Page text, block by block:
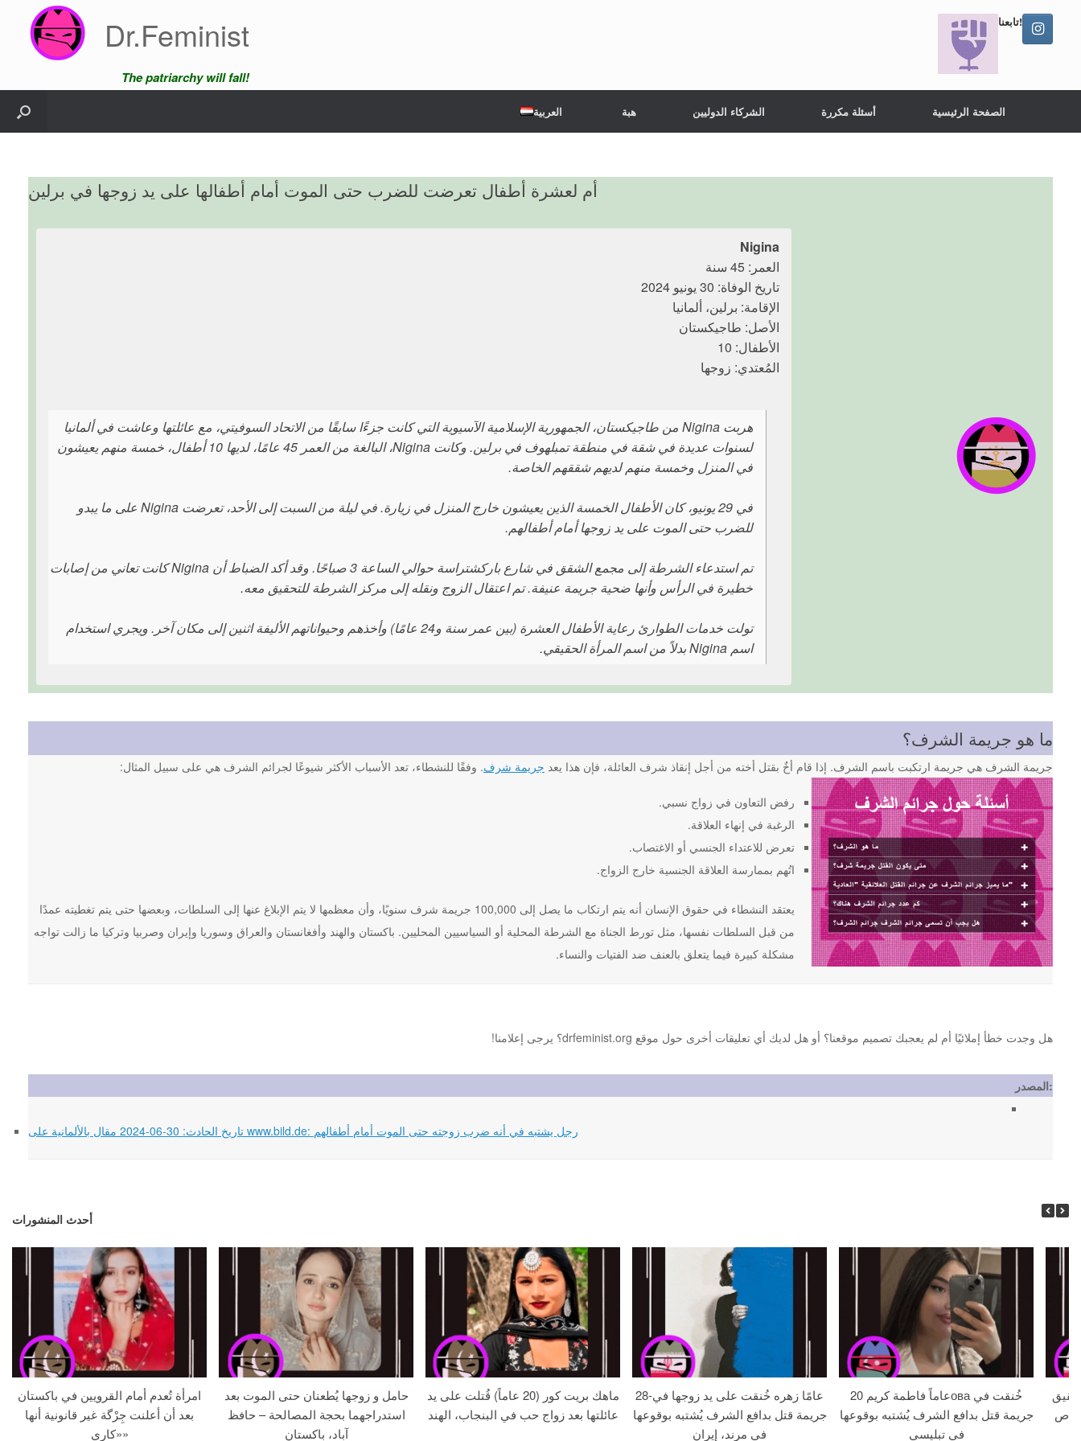
content
Dr.Feminist
The patriarchy will fall!
تابعنا!
العربية هبة الشركاء الدوليين أسئلة مكررة الصفحة الرئيسية
أم لعشرة أطفال تعرضت للضرب حتى الموت أمام أطفالها على يد زوجها في برلين
Nigina
العمر: 45 سنة
تاريخ الوفاة: 30 يونيو 2024
الإقامة: برلين، ألمانيا
الأصل: طاجيكستان
الأطفال: 10
المُعتدي: زوجها
هربت Nigina من طاجيكستان، الجمهورية الإسلامية الآسيوية التي كانت جزءًا سابقًا من الاتحاد السوفيتي، مع عائلتها وعاشت في ألمانيا
لسنوات عديدة في شقة في منطقة تمبلهوف في برلين. وكانت Nigina، البالغة من العمر 45 عامًا، لديها 10 أطفال، خمسة منهم يعيشون
في المنزل وخمسة منهم لديهم شققهم الخاصة.
في 29 يونيو، كان الأطفال الخمسة الذين يعيشون خارج المنزل في زيارة. في ليلة من السبت إلى الأحد، تعرضت Nigina على ما يبدو
للضرب حتى الموت على يد زوجها أمام أطفالهم.
تم استدعاء الشرطة إلى مجمع الشقق في شارع باركشتراسة حوالي الساعة 3 صباحًا. وقد أكد الضباط أن Nigina كانت تعاني من إصابات
خطيرة في الرأس وأنها ضحية جريمة عنيفة. تم اعتقال الزوج ونقله إلى مركز الشرطة للتحقيق معه.
تولت خدمات الطوارئ رعاية الأطفال العشرة (بين عمر سنة و24 عامًا) وأخذهم وحيواناتهم الأليفة اثنين إلى مكان آخر. ويجري استخدام
اسم Nigina بدلاً من اسم المرأة الحقيقي.
ما هو جريمة الشرف؟
جريمة الشرف هي جريمة ارتكبت باسم الشرف. إذا قام أخٌ بقتل أخته من أجل إنقاذ شرف العائلة، فإن هذا يعد جريمة شرف. وفقًا للنشطاء، تعد الأسباب الأكثر شيوعًا لجرائم الشرف هي على سبيل المثال:
رفض التعاون في زواج نسبي.
الرغبة في إنهاء العلاقة.
تعرض للاعتداء الجنسي أو الاغتصاب.
اتُهم بممارسة العلاقة الجنسية خارج الزواج.
يعتقد النشطاء في حقوق الإنسان أنه يتم ارتكاب ما يصل إلى 100,000 جريمة شرف سنويًا، وأن معظمها لا يتم الإبلاغ عنها إلى السلطات، وبعضها حتى يتم تغطيته عمدًا
من قبل السلطات نفسها، مثل تورط الجناة مع الشرطة المحلية أو السياسيين المحليين. باكستان والهند وأفغانستان والعراق وسوريا وإيران وصربيا وتركيا ما زالت تواجه
مشكلة كبيرة فيما يتعلق بالعنف ضد الفتيات والنساء.
هل وجدت خطأ إملائيًا أم لم يعجبك تصميم موقعنا؟ أو هل لديك أي تعليقات أخرى حول موقع drfeminist.org؟ يرجى إعلامنا!
المصدر:
تاريخ الحادث: 30-06-2024 مقال بالألمانية على www.bild.de: رجل يشتبه في أنه ضرب زوجته حتى الموت أمام أطفالهم
أحدث المنشورات
امرأة تُعدم أمام القرويين في باكستان
بعد أن أعلنت جِرْگة غير قانونية أنها
«كاري»
حامل و زوجها يُطعنان حتى الموت بعد
استدراجهما بحجة المصالحة – حافظ
آباد، باكستان
ماهك بريت كور (20 عاماً) قُتلت على يد
عائلتها بعد زواج حب في البنجاب، الهند
28-عامًا زهره خُنقت على يد زوجها في
جريمة قتل بدافع الشرف يُشتبه بوقوعها
في مرند، إيران
20 عاماً فاطمة كريمова خُنقت في
جريمة قتل بدافع الشرف يُشتبه بوقوعها
في تبليسي
عامًا وشقيق
بالرصاص